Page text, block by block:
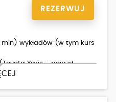
REZERWUJ
wykładów (w tym kurs
Yaris - pojazd